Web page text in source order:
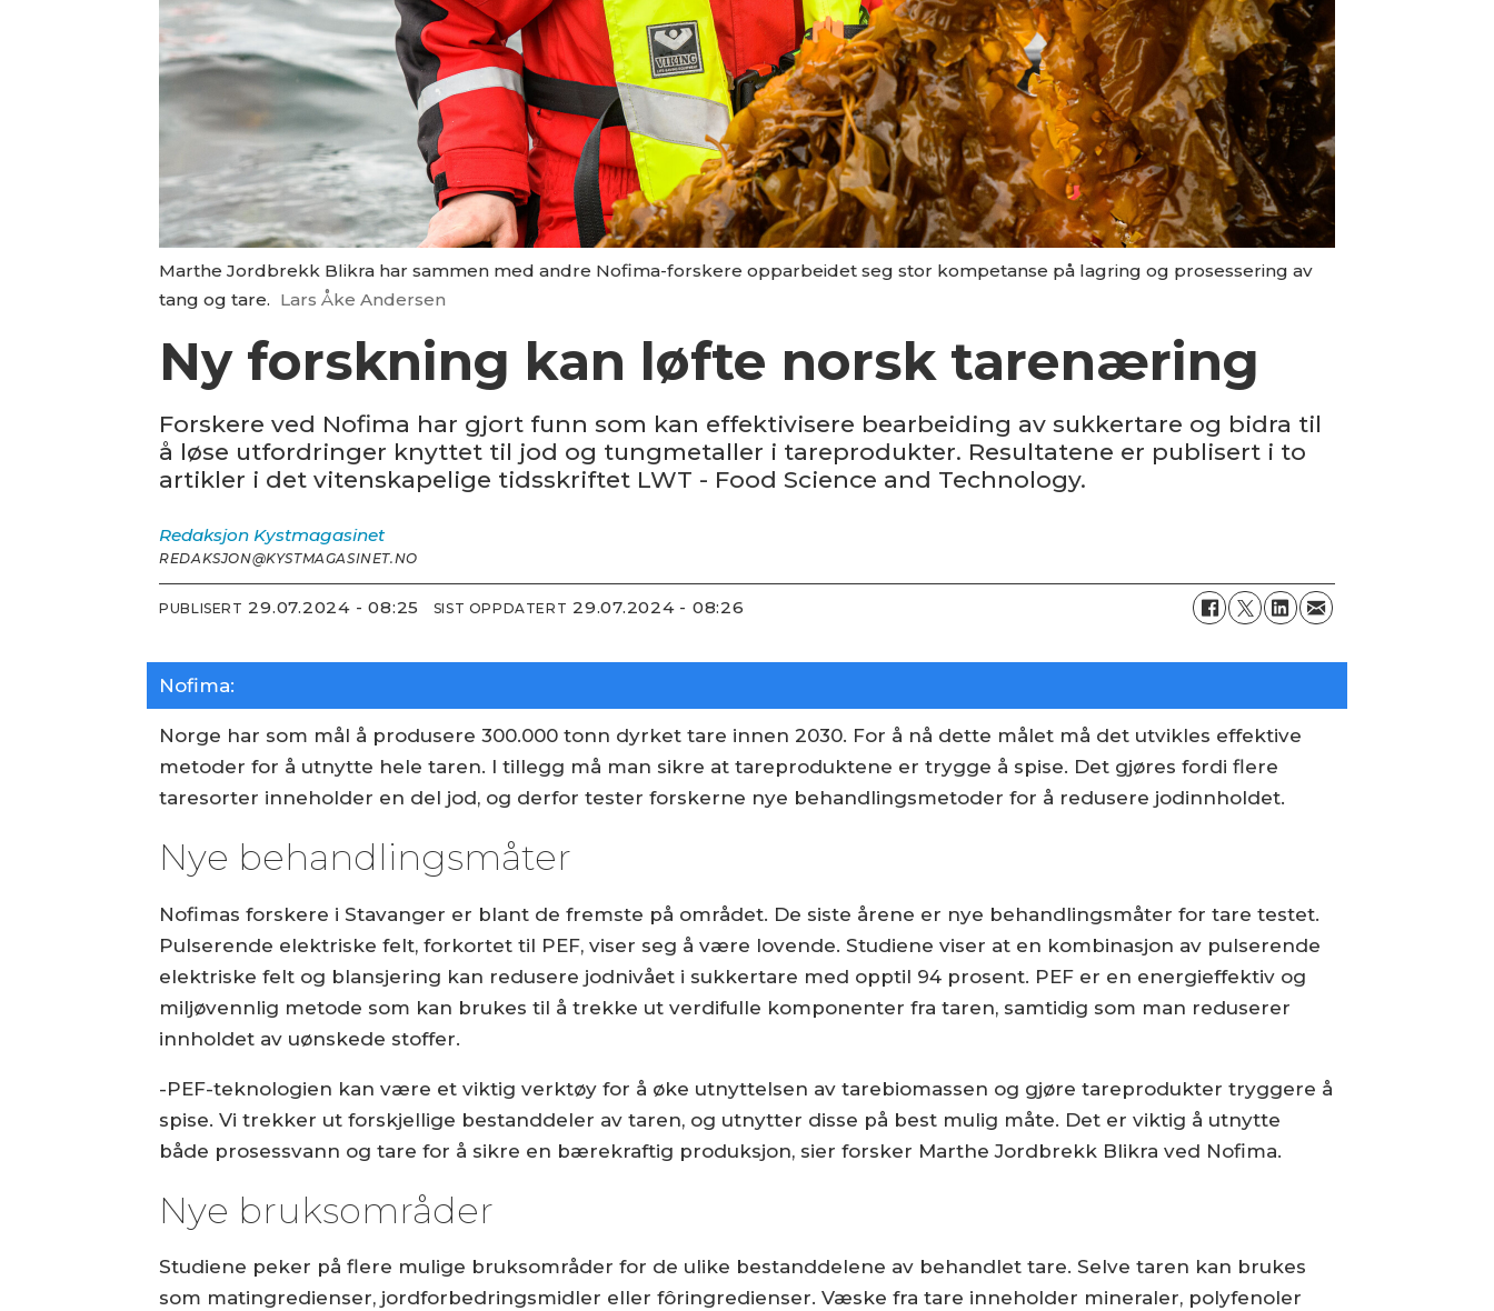
Marthe Jordbrekk Blikra har sammen med andre Nofima-forskere opparbeidet seg stor kompetanse på lagring og prosessering av
tang og tare. Lars Åke Andersen
Ny forskning kan løfte norsk tarenæring
Forskere ved Nofima har gjort funn som kan effektivisere bearbeiding av sukkertare og bidra til
å løse utfordringer knyttet til jod og tungmetaller i tareprodukter. Resultatene er publisert i to
artikler i det vitenskapelige tidsskriftet LWT - Food Science and Technology.
Redaksjon Kystmagasinet
REDAKSJON@KYSTMAGASINET.NO
PUBLISERT 29.07.2024 - 08:25 SIST OPPDATERT 29.07.2024 - 08:26
Nofima:
Norge har som mål å produsere 300.000 tonn dyrket tare innen 2030. For å nå dette målet må det utvikles effektive
metoder for å utnytte hele taren. I tillegg må man sikre at tareproduktene er trygge å spise. Det gjøres fordi flere
taresorter inneholder en del jod, og derfor tester forskerne nye behandlingsmetoder for å redusere jodinnholdet.
Nye behandlingsmåter
Nofimas forskere i Stavanger er blant de fremste på området. De siste årene er nye behandlingsmåter for tare testet.
Pulserende elektriske felt, forkortet til PEF, viser seg å være lovende. Studiene viser at en kombinasjon av pulserende
elektriske felt og blansjering kan redusere jodnivået i sukkertare med opptil 94 prosent. PEF er en energieffektiv og
miljøvennlig metode som kan brukes til å trekke ut verdifulle komponenter fra taren, samtidig som man reduserer
innholdet av uønskede stoffer.
-PEF-teknologien kan være et viktig verktøy for å øke utnyttelsen av tarebiomassen og gjøre tareprodukter tryggere å
spise. Vi trekker ut forskjellige bestanddeler av taren, og utnytter disse på best mulig måte. Det er viktig å utnytte
både prosessvann og tare for å sikre en bærekraftig produksjon, sier forsker Marthe Jordbrekk Blikra ved Nofima.
Nye bruksområder
Studiene peker på flere mulige bruksområder for de ulike bestanddelene av behandlet tare. Selve taren kan brukes
som matingredienser, jordforbedringsmidler eller fôringredienser. Væske fra tare inneholder mineraler, polyfenoler